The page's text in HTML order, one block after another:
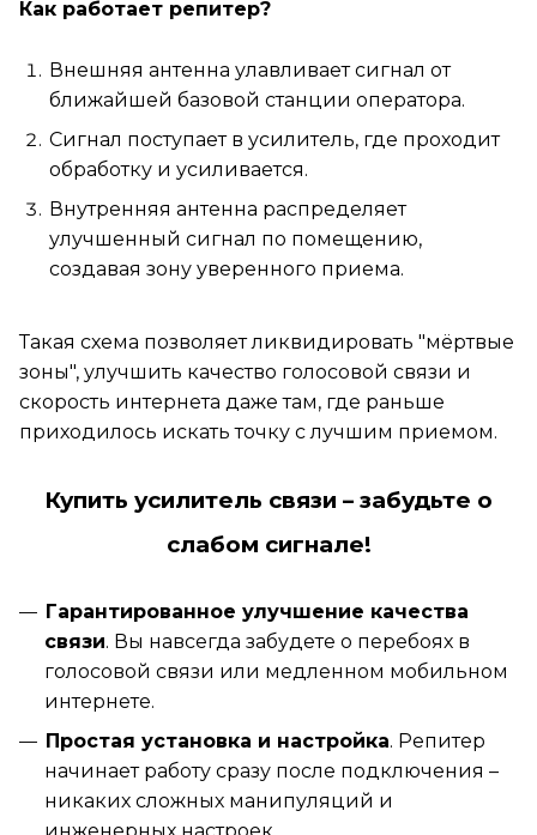
Как работает репитер?
Внешняя антенна улавливает сигнал от
ближайшей базовой станции оператора.
Сигнал поступает в усилитель, где проходит
обработку и усиливается.
Внутренняя антенна распределяет
улучшенный сигнал по помещению,
создавая зону уверенного приема.
Такая схема позволяет ликвидировать "мёртвые
зоны", улучшить качество голосовой связи и
скорость интернета даже там, где раньше
приходилось искать точку с лучшим приемом.
Купить усилитель связи – забудьте о
слабом сигнале!
Гарантированное улучшение качества
связи. Вы навсегда забудете о перебоях в
голосовой связи или медленном мобильном
интернете.
Простая установка и настройка. Репитер
начинает работу сразу после подключения –
никаких сложных манипуляций и